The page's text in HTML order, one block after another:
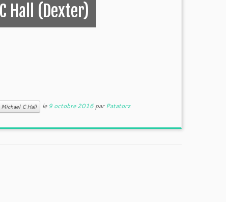
Hall (Dexter)
Michael C Hall le9 octobre 2016 parPatatorz